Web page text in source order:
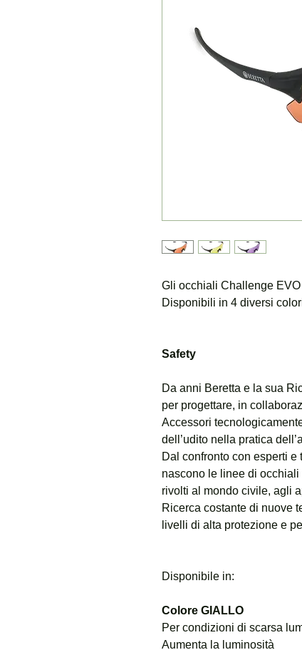
Gli occhiali Challenge
Disponibili in 4 diversi
Safety
Da anni Beretta e la sua
per progettare, in
Accessori
dell’udito nella pratica
Dal confronto con esperti
nascono le linee di
rivolti al mondo civile, agli
Ricerca costante di nuove
livelli di alta protezione e
Disponibile in:
Colore GIALLO
Per condizioni di scarsa
Aumenta la luminosità